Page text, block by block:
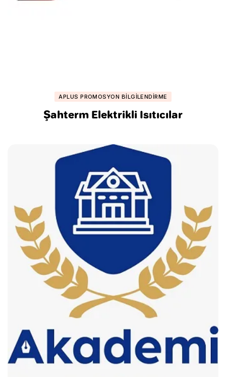
APLUS PROMOSYON BILGILENDIRME
Şahterm Elektrikli Isıtıcılar